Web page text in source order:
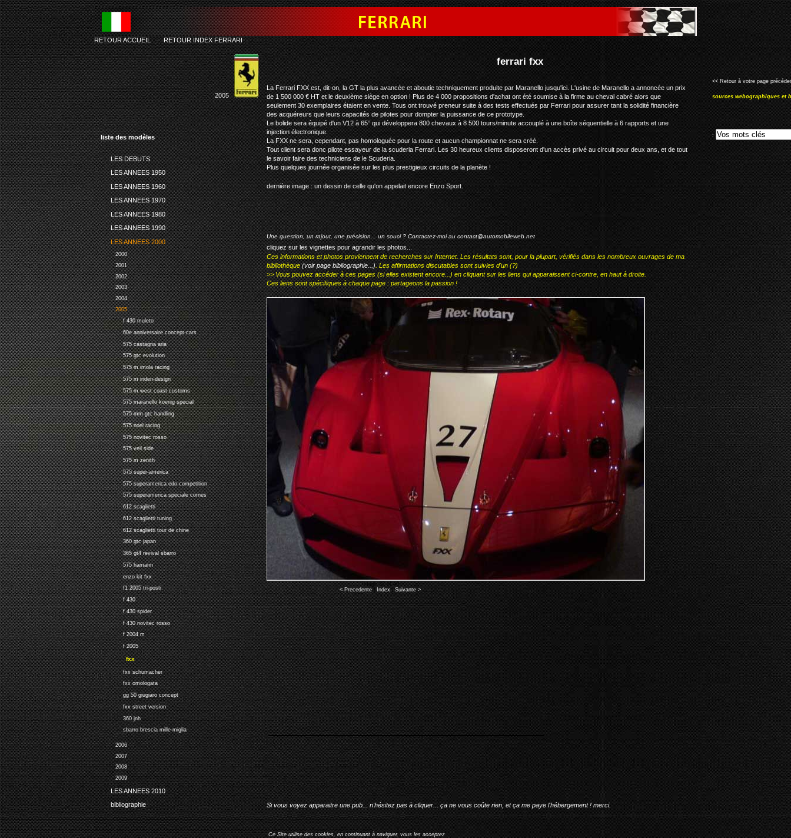
liste des modèles
LES DEBUTS
LES ANNEES 1950
LES ANNEES 1960
LES ANNEES 1970
LES ANNEES 1980
LES ANNEES 1990
LES ANNEES 2000
2000
2001
2002
2003
2004
2005
f 430 muleto
60e anniversaire concept-cars
575 castagna aria
575 gtc evolution
575 m imola racing
575 m inden-design
575 m west coast customs
575 maranello koenig special
575 mm gtc handling
575 noel racing
575 novitec rosso
575 veil side
575 m zenith
575 super-america
575 superamerica edo-competition
575 superamerica speciale cornes
612 scaglietti
612 scaglietti tuning
612 scaglietti tour de chine
360 gtc japan
365 gt4 revival sbarro
575 hamann
enzo kit fxx
f1 2005 tri-posti
f 430
f 430 spider
f 430 novitec rosso
f 2004 m
f 2005
fxx
fxx schumacher
fxx omologata
gg 50 giugiaro concept
fxx street version
360 jnh
sbarro brescia mille-miglia
2006
2007
2008
2009
LES ANNEES 2010
bibliographie
ferrari fxx
RETOUR ACCUEIL-RETOUR INDEX FERRARI
2005
La Ferrari FXX est, dit-on, la GT la plus avancée et aboutie techniquement produite par Maranello jusqu'ici. L'usine de Maranello a annoncée un prix
de 1 500 000 € HT et le deuxième siège en option ! Plus de 4 000 propositions d'achat ont été soumise à la firme au cheval cabré alors que
seulement 30 exemplaires étaient en vente. Tous ont trouvé preneur suite à des tests effectués par Ferrari pour assurer tant la solidité financière
des acquéreurs que leurs capacités de pilotes pour dompter la puissance de ce prototype.
Le bolide sera équipé d'un V12 à 65° qui développera 800 chevaux à 8 500 tours/minute accouplé à une boîte séquentielle à 6 rapports et une
injection électronique.
La FXX ne sera, cependant, pas homologuée pour la route et aucun championnat ne sera créé.
Tout client sera donc pilote essayeur de la scuderia Ferrari. Les 30 heureux clients disposeront d'un accès privé au circuit pour deux ans, et de tout
le savoir faire des techniciens de le Scuderia.
Plus quelques journée organisée sur les plus prestigieux circuits de la planète !
dernière image : un dessin de celle qu'on appelait encore Enzo Sport.
Une question, un rajout, une précision... un souci ? Contactez-moi aucontact@automobileweb.net
cliquez sur les vignettes pour agrandir les photos...
Ces informations et photos proviennent de recherches sur Internet. Les résultats sont, pour la plupart, vérifiés dans les nombreux ouvrages de ma
bibliothèque(voir page bibliographie...). Les affirmations discutables sont suivies d'un (?)
>> Vous pouvez accéder à ces pages (si elles existent encore...) en cliquant sur les liens qui apparaissent ci-contre, en haut à droite.
Ces liens sont spécifiques à chaque page : partageons la passion !
Image 32 of 40
< Precedente|Index|Suivante >
Si vous voyez apparaitre une pub... n'hésitez pas à cliquer... ça ne vous coûte rien, et ça me paye l'hébergement ! merci.
Ce Site utilise des cookies, en continuant à naviguer, vous les acceptez
<< Retour à votre page
sources webographiques et
: